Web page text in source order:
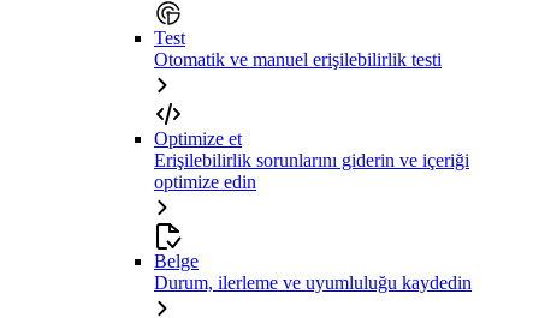
Test
Otomatik ve manuel erişilebilirlik testi
Optimize et
Erişilebilirlik sorunlarını giderin ve içeriği
optimize edin
Belge
Durum, ilerleme ve uyumluluğu kaydedin